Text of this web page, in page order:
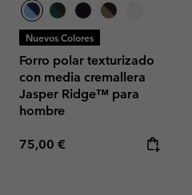
Nuevos Colores
Forro polar texturizado
con media cremallera
Jasper Ridge™ para
hombre
Regular price:
75,00 €